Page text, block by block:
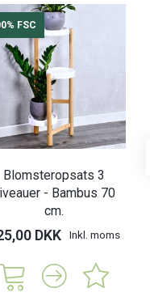
FSC
Blomsteropsats 3
- Bambus 70
cm.
DKK Inkl. moms